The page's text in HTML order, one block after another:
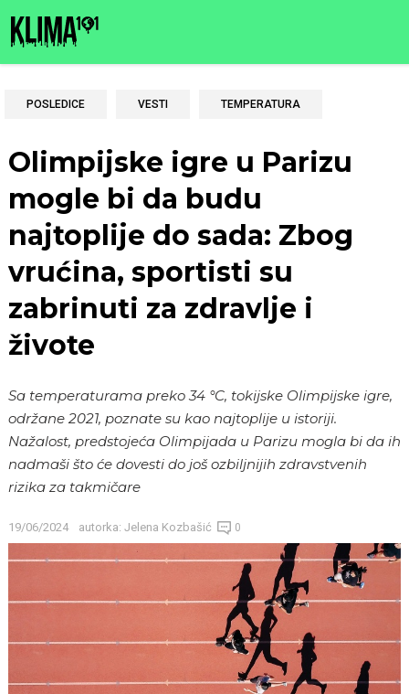
POSLEDICE VESTI TEMPERATURA
Olimpijske igre u Parizu
mogle bi da budu
najtoplije do sada: Zbog
vrućina, sportisti su
zabrinuti za zdravlje i
živote
Sa temperaturama preko 34 °C, tokijske Olimpijske igre,
održane 2021, poznate su kao najtoplije u istoriji.
Nažalost, predstojeća Olimpijada u Parizu mogla bi da ih
nadmaši što će dovesti do još ozbiljnijih zdravstvenih
rizika za takmičare
19/06/2024 autorka: Jelena Kozbašić 0